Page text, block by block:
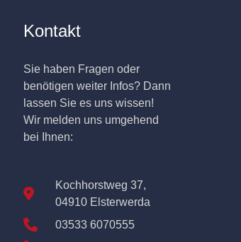
Kontakt
Sie haben Fragen oder
benötigen weiter Infos? Dann
lassen Sie es uns wissen!
Wir melden uns umgehend
bei Ihnen:
Kochhorstweg 37,
04910 Elsterwerda
03533 6070555